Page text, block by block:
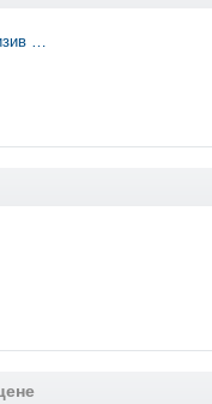
…